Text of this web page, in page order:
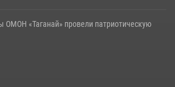
«Таганай» провели патриотическую